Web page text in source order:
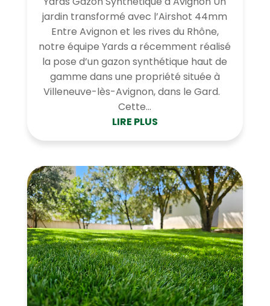
jardin transformé avec l’Airshot 44mm
Entre Avignon et les rives du Rhône,
notre équipe Yards a récemment réalisé
la pose d’un gazon synthétique haut de
gamme dans une propriété située à
Villeneuve-lès-Avignon, dans le Gard.
Cette...
LIRE PLUS